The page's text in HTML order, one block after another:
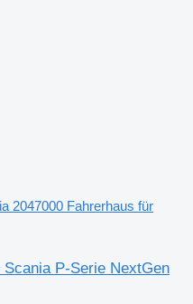
2047000 Fahrerhaus für
P-Serie NextGen